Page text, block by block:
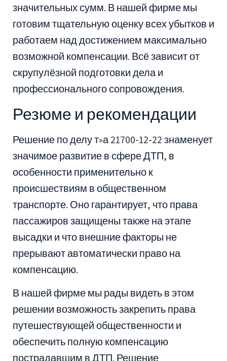
значительных сумм. В нашей фирме мы
готовим тщательную оценку всех убытков и
работаем над достижением максимально
возможной компенсации. Всё зависит от
скрупулёзной подготовки дела и
профессионального сопровождения.
Резюме и рекомендации
Решение по делу т»а 21700-12-22 знаменует
значимое развитие в сфере ДТП, в
особенности применительно к
происшествиям в общественном
транспорте. Оно гарантирует, что права
пассажиров защищены также на этапе
высадки и что внешние факторы не
прерывают автоматически право на
компенсацию.
В нашей фирме мы рады видеть в этом
решении возможность закрепить права
путешествующей общественности и
обеспечить полную компенсацию
пострадавшим в ДТП. Решение